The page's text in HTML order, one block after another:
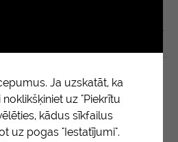
lakas izžūšanas. Satur
232°C. Aizsargā pret karstumu.
Ja uzskatāt, ka
uz "Piekrītu
kādus sīkfailus
uz pogas "Iestatījumi".